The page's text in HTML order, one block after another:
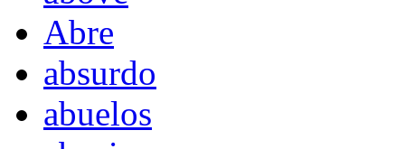
Abre
absurdo
abuelos